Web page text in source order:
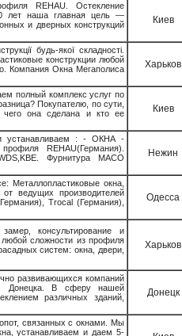
REHAU. Остекление
лет наша главная цель —
и дверных конструкций
Киев
будь-якої складності.
конструкции любой
Компания Окна Мегаполиса
Харьков
полный комплекс услуг по
Покупателю, по сути,
она сделана и кто ее
Киев
устанавливаем : - ОКНА -
REHAU(Германия).
Фурнитура MACO
Нежин
окна,
ведущих производителей
Trocal (Германия),
Одесса
консультирование и
любой сложности из профиля
систем: окна, двери,
Харьков
развивающихся компаний
г. Донецка. В сферу нашей
различных зданий,
Донецк
связанных с окнами. Мы
устанавливаем и даем 5-